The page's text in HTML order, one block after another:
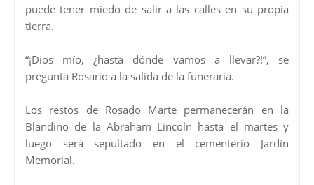
puede tener miedo de salir a las calles en su propia
tierra.
“¡Dios mío, ¿hasta dónde vamos a llevar?!”, se
pregunta Rosario a la salida de la funeraria.
Los restos de Rosado Marte permanecerán en la
Blandino de la Abraham Lincoln hasta el martes y
luego será sepultado en el cementerio Jardín
Memorial.